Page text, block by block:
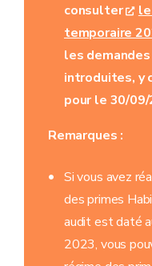
consulter
temporaire
les
introduites, y
pour le 30/
Remarques :
Si vous avez
des primes
audit est daté
2023, vous